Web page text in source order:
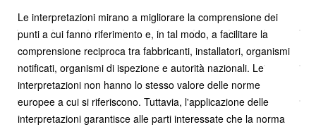
Le interpretazioni mirano a migliorare la comprensione dei
punti a cui fanno riferimento e, in tal modo, a facilitare la
comprensione reciproca tra fabbricanti, installatori, organismi
notificati, organismi di ispezione e autorità nazionali. Le
interpretazioni non hanno lo stesso valore delle norme
europee a cui si riferiscono. Tuttavia, l'applicazione delle
interpretazioni garantisce alle parti interessate che la norma